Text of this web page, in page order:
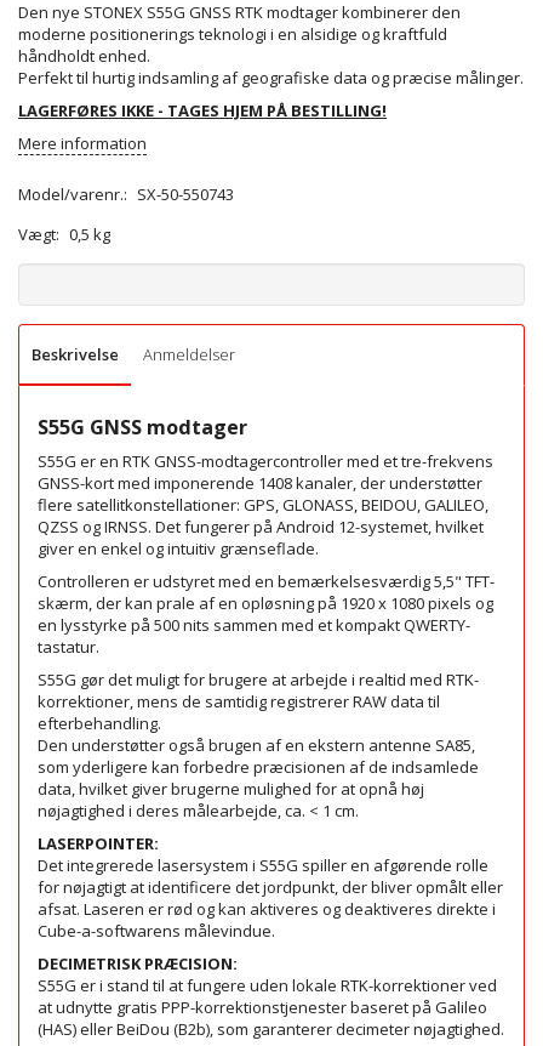
Den nye STONEX S55G GNSS RTK modtager kombinerer den
moderne positionerings teknologi i en alsidige og kraftfuld
håndholdt enhed.
Perfekt til hurtig indsamling af geografiske data og præcise målinger.
LAGERFØRES IKKE - TAGES HJEM PÅ BESTILLING!
Mere information
Model/varenr.: SX-50-550743
Vægt: 0,5 kg
Beskrivelse Anmeldelser
S55G GNSS modtager
S55G er en RTK GNSS-modtagercontroller med et tre-frekvens
GNSS-kort med imponerende 1408 kanaler, der understøtter
flere satellitkonstellationer: GPS, GLONASS, BEIDOU, GALILEO,
QZSS og IRNSS. Det fungerer på Android 12-systemet, hvilket
giver en enkel og intuitiv grænseflade.
Controlleren er udstyret med en bemærkelsesværdig 5,5" TFT-
skærm, der kan prale af en opløsning på 1920 x 1080 pixels og
en lysstyrke på 500 nits sammen med et kompakt QWERTY-
tastatur.
S55G gør det muligt for brugere at arbejde i realtid med RTK-
korrektioner, mens de samtidig registrerer RAW data til
efterbehandling.
Den understøtter også brugen af ​​en ekstern antenne SA85,
som yderligere kan forbedre præcisionen af ​​de indsamlede
data, hvilket giver brugerne mulighed for at opnå høj
nøjagtighed i deres målearbejde, ca. < 1 cm.
LASERPOINTER:
Det integrerede lasersystem i S55G spiller en afgørende rolle
for nøjagtigt at identificere det jordpunkt, der bliver opmålt eller
afsat. Laseren er rød og kan aktiveres og deaktiveres direkte i
Cube-a-softwarens målevindue.
DECIMETRISK PRÆCISION:
S55G er i stand til at fungere uden lokale RTK-korrektioner ved
at udnytte gratis PPP-korrektionstjenester baseret på Galileo
(HAS) eller BeiDou (B2b), som garanterer decimeter nøjagtighed.